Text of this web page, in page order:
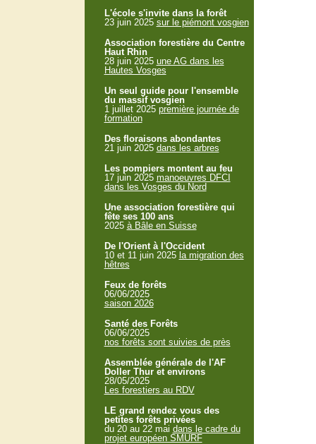
L'école s'invite dans la forêt
23 juin 2025 sur le piémont vosgien
Association forestière du Centre
Haut Rhin
28 juin 2025 une AG dans les
Hautes Vosges
Un seul guide pour l'ensemble
du massif vosgien
1 juillet 2025 première journée de
formation
Des floraisons abondantes
21 juin 2025 dans les arbres
Les pompiers montent au feu
17 juin 2025 manoeuvres DFCI
dans les Vosges du Nord
Une association forestière qui
fête ses 100 ans
2025 à Bâle en Suisse
De l'Orient à l'Occident
10 et 11 juin 2025 la migration des
hêtres
Feux de forêts
06/06/2025
saison 2026
Santé des Forêts
06/06/2025
nos forêts sont suivies de près
Assemblée générale de l'AF
Doller Thur et environs
28/05/2025
Les forestiers au RDV
LE grand rendez vous des
petites forêts privées
du 20 au 22 mai dans le cadre du
projet européen SMURF